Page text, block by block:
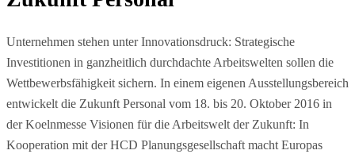
Unternehmen stehen unter Innovationsdruck: Strategische
Investitionen in ganzheitlich durchdachte Arbeitswelten sollen die
Wettbewerbsfähigkeit sichern. In einem eigenen Ausstellungsbereich
entwickelt die Zukunft Personal vom 18. bis 20. Oktober 2016 in
der Koelnmesse Visionen für die Arbeitswelt der Zukunft: In
Kooperation mit der HCD Planungsgesellschaft macht Europas